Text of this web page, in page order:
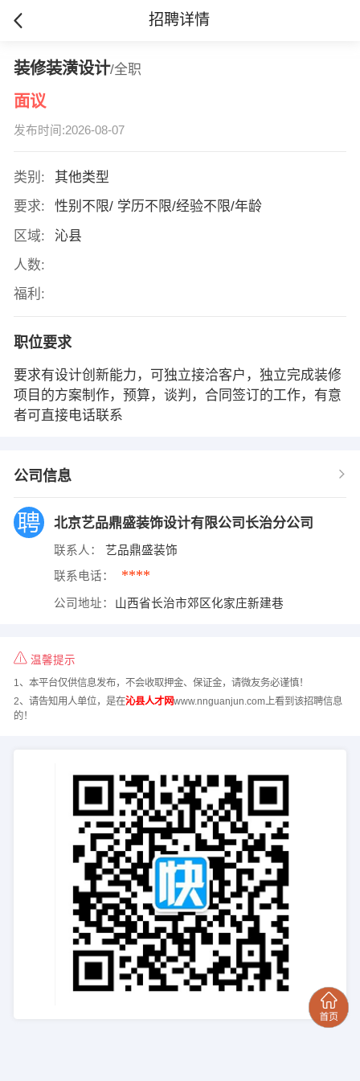
招聘详情
装修装潢设计/全职
面议
发布时间:2026-08-07
类别:
其他类型
要求:
性别不限/ 学历不限/经验不限/年龄
区域:
沁县
人数:
福利:
职位要求
要求有设计创新能力，可独立接洽客户，独立完成装修
项目的方案制作，预算，谈判，合同签订的工作，有意
者可直接电话联系
公司信息
北京艺品鼎盛装饰设计有限公司长治分公司
联系人： 艺品鼎盛装饰
联系电话： ****
公司地址： 山西省长治市郊区化家庄新建巷
温馨提示
1、本平台仅供信息发布，不会收取押金、保证金，请微友务必谨慎！
2、请告知用人单位，是在沁县人才网www.nnguanjun.com上看到该招聘信息
的！